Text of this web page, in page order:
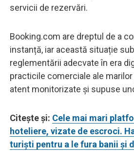
servicii de rezervări.
Booking.com are dreptul de a
instanță, iar această situație
reglementării adecvate în era
practicile comerciale ale
atent monitorizate și supuse
Citește și: Cele mai mari
hoteliere, vizate de escroci.
turiști pentru a le fura banii și